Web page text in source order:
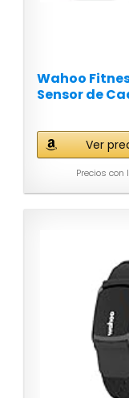
Wahoo
Sensor de
Ver
Precios